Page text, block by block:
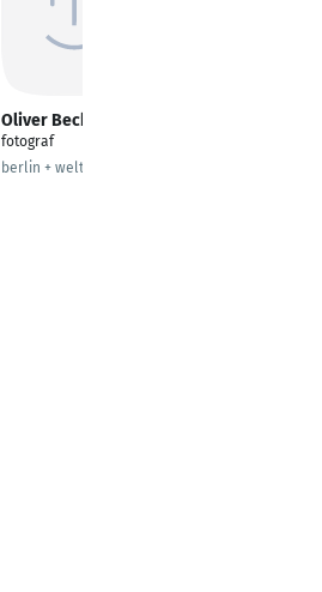
Oliver Becker
fotograf
berlin + weltweit